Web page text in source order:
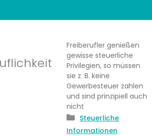
Freiberufler genießen
gewisse steuerliche
Privilegien, so müssen
sie z. B. keine
Gewerbesteuer zahlen
und sind prinzipiell auch
nicht
Kategorien
Steuerliche
Informationen